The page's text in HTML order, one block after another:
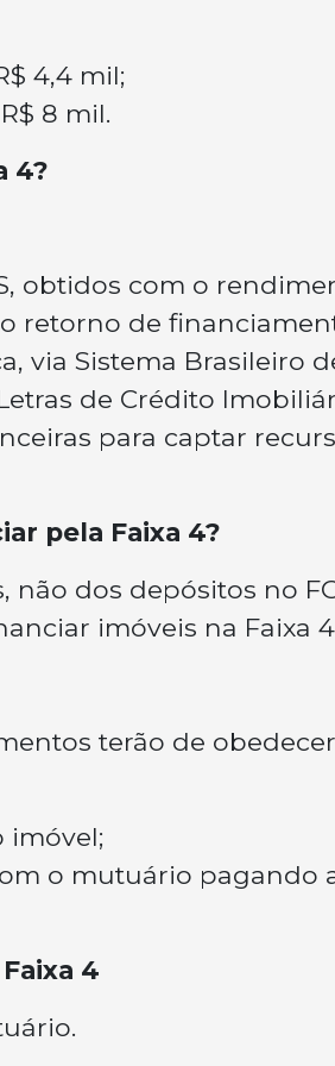
4,4 mil;
8 mil.
4?
obtidos com o
retorno de
via Sistema Brasileiro
de Crédito
para captar
pela Faixa 4?
não dos depósitos no
imóveis na Faixa
terão de
imóvel;
o mutuário pagando
4